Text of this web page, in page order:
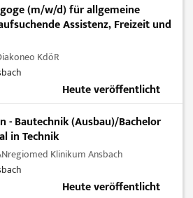
(m/w/d) für allgemeine
Assistenz, Freizeit und
KdöR
Heute veröffentlicht
- Bautechnik (Ausbau)/Bachelor
in Technik
Klinikum Ansbach
Heute veröffentlicht